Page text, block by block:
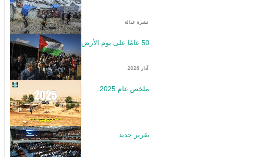
نشرة عدالة
50 عامًا على يوم الأرض
آذار 2026
ملخص عام 2025
تقرير جديد